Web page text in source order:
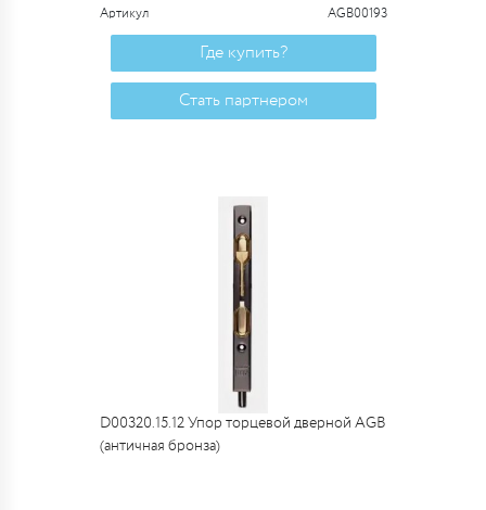
Артикул AGB00193
Где купить?
Стать партнером
D00320.15.12 Упор торцевой дверной AGB
(античная бронза)